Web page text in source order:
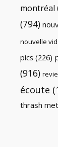
montréal
(794)
nouvelle
pics (226)
(916)
écoute
thrash